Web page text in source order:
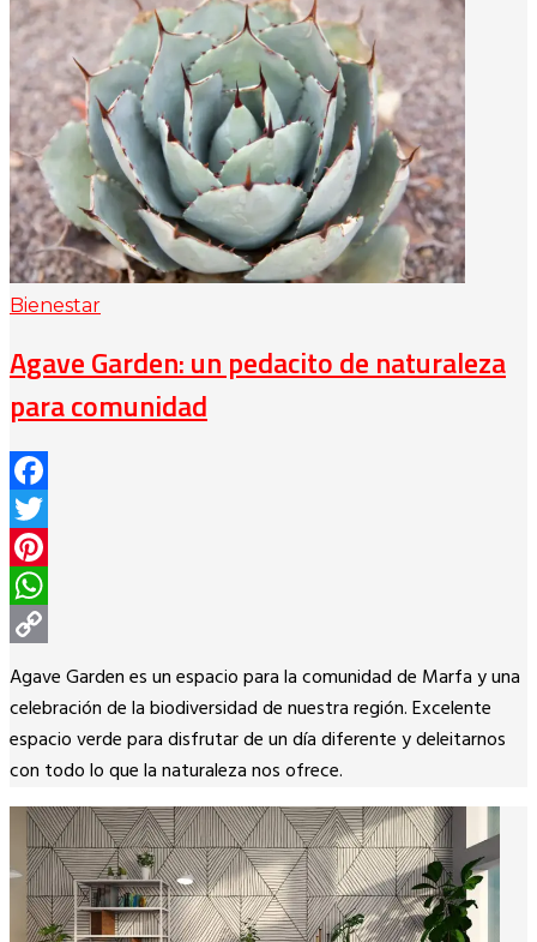
Bienestar
Agave Garden: un pedacito de naturaleza
para comunidad
Facebook
Twitter
Pinterest
WhatsApp
Copy
Link
Agave Garden es un espacio para la comunidad de Marfa y una
celebración de la biodiversidad de nuestra región. Excelente
espacio verde para disfrutar de un día diferente y deleitarnos
con todo lo que la naturaleza nos ofrece.